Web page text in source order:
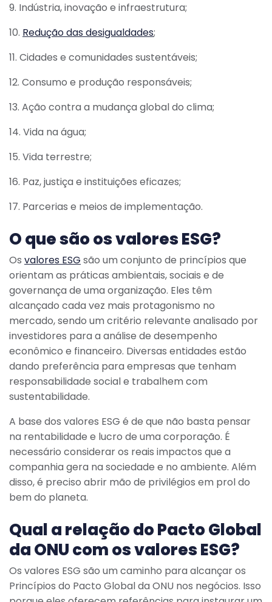
9. Indústria, inovação e infraestrutura;
10. Redução das desigualdades;
11. Cidades e comunidades sustentáveis;
12. Consumo e produção responsáveis;
13. Ação contra a mudança global do clima;
14. Vida na água;
15. Vida terrestre;
16. Paz, justiça e instituições eficazes;
17. Parcerias e meios de implementação.
O que são os valores ESG?
Os valores ESG são um conjunto de princípios que
orientam as práticas ambientais, sociais e de
governança de uma organização. Eles têm
alcançado cada vez mais protagonismo no
mercado, sendo um critério relevante analisado por
investidores para a análise de desempenho
econômico e financeiro. Diversas entidades estão
dando preferência para empresas que tenham
responsabilidade social e trabalhem com
sustentabilidade.
A base dos valores ESG é de que não basta pensar
na rentabilidade e lucro de uma corporação. É
necessário considerar os reais impactos que a
companhia gera na sociedade e no ambiente. Além
disso, é preciso abrir mão de privilégios em prol do
bem do planeta.
Qual a relação do Pacto Global
da ONU com os valores ESG?
Os valores ESG são um caminho para alcançar os
Princípios do Pacto Global da ONU nos negócios. Isso